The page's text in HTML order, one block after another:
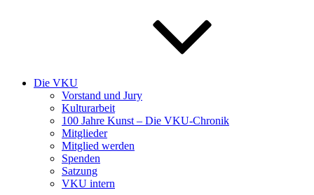
Die VKU
Vorstand und Jury
Kulturarbeit
100 Jahre Kunst – Die VKU-Chronik
Mitglieder
Mitglied werden
Spenden
Satzung
VKU intern